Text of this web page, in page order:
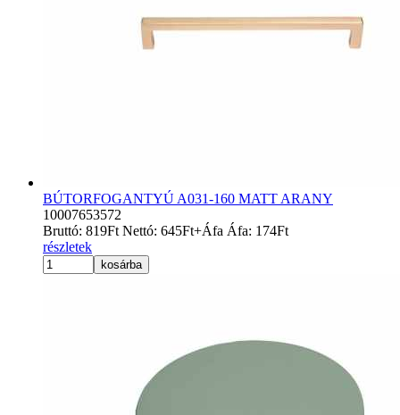
BÚTORFOGANTYÚ A031-160 MATT ARANY
10007653572
Bruttó: 819Ft Nettó: 645Ft+Áfa Áfa: 174Ft
részletek
kosárba